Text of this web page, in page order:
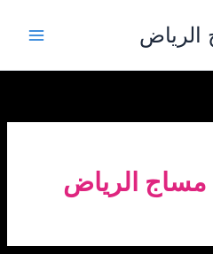
الرياض
مساج الرياض